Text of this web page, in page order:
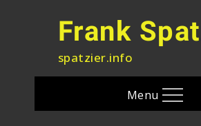
Frank
spatzier.info
Menu